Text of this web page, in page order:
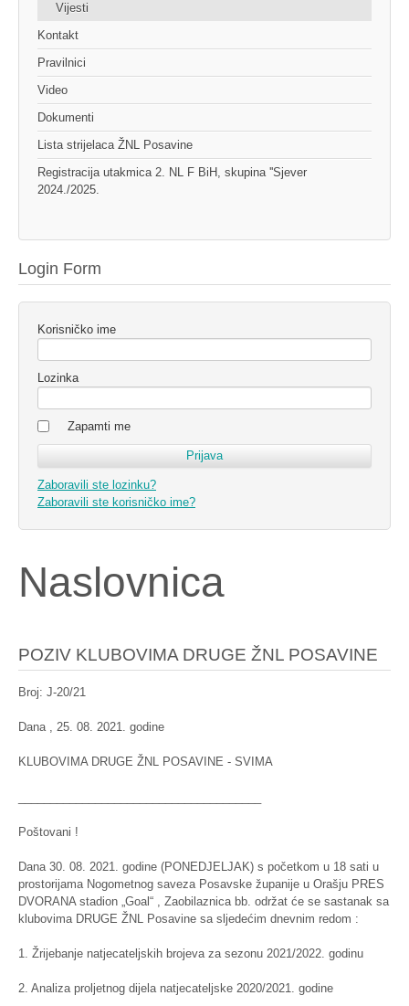
Vijesti
Kontakt
Pravilnici
Video
Dokumenti
Lista strijelaca ŽNL Posavine
Registracija utakmica 2. NL F BiH, skupina ''Sjever
2024./2025.
Login Form
Korisničko ime
Lozinka
Zapamti me
Zaboravili ste lozinku?
Zaboravili ste korisničko ime?
Naslovnica
POZIV KLUBOVIMA DRUGE ŽNL POSAVINE
Broj: J-20/21
Dana , 25. 08. 2021. godine
KLUBOVIMA DRUGE ŽNL POSAVINE - SVIMA
Poštovani !
Dana 30. 08. 2021. godine (PONEDJELJAK) s početkom u 18 sati u
prostorijama Nogometnog saveza Posavske županije u Orašju PRES
DVORANA stadion „Goal“ , Zaobilaznica bb. održat će se sastanak sa
klubovima DRUGE ŽNL Posavine sa sljedećim dnevnim redom :
1. Žrijebanje natjecateljskih brojeva za sezonu 2021/2022. godinu
2. Analiza proljetnog dijela natjecateljske 2020/2021. godine